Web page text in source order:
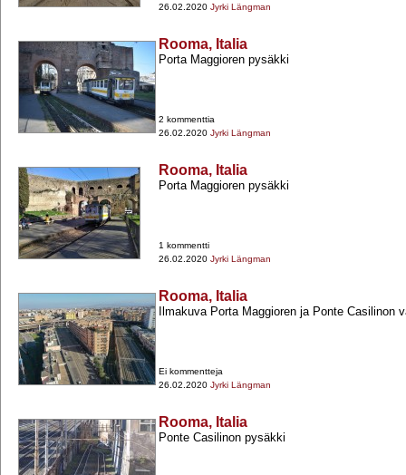
26.02.2020 Jyrki Längman
Rooma, Italia
Porta Maggioren pysäkki
2 kommenttia
26.02.2020 Jyrki Längman
Rooma, Italia
Porta Maggioren pysäkki
1 kommentti
26.02.2020 Jyrki Längman
Rooma, Italia
Ilmakuva Porta Maggioren ja Ponte Casilinon
Ei kommentteja
26.02.2020 Jyrki Längman
Rooma, Italia
Ponte Casilinon pysäkki